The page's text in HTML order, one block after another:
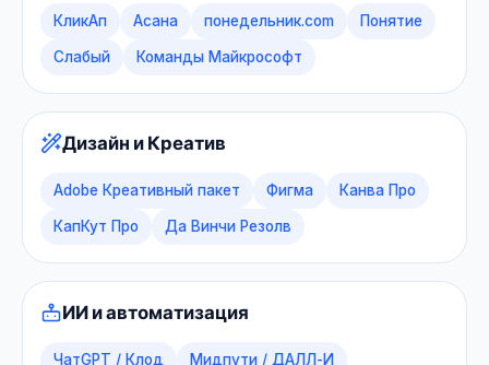
КликАп Асана понедельник.com Понятие
Слабый Команды Майкрософт
Дизайн и Креатив
Adobe Креативный пакет Фигма Канва Про
КапКут Про Да Винчи Резолв
ИИ и автоматизация
ЧатGPT / Клод Мидпути / ДАЛЛ-И